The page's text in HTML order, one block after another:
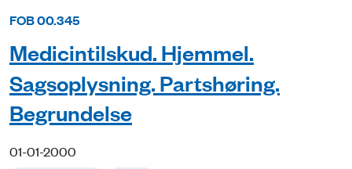
FOB 00.345
Medicintilskud. Hjemmel.
Sagsoplysning. Partshøring.
Begrundelse
01-01-2000